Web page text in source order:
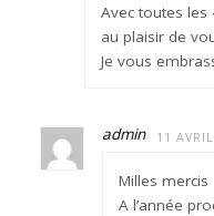
Avec toutes les
au plaisir de
Je vous
admin 11
Milles mercis
A l’année